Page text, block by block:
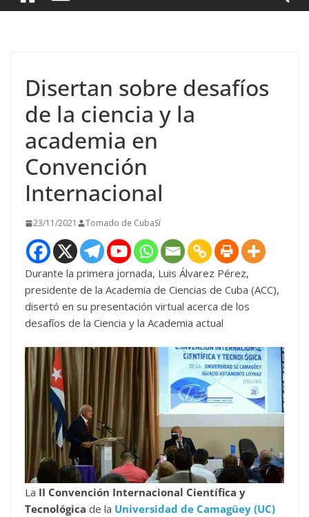
Disertan sobre desafíos
de la ciencia y la
academia en
Convención
Internacional
23/11/2021 Tomado de CubaSí
Durante la primera jornada, Luis Álvarez Pérez,
presidente de la Academia de Ciencias de Cuba (ACC),
disertó en su presentación virtual acerca de los
desafíos de la Ciencia y la Academia actual
La II Convención Internacional Científica y
Tecnológica de la Universidad de Camagüey (UC)